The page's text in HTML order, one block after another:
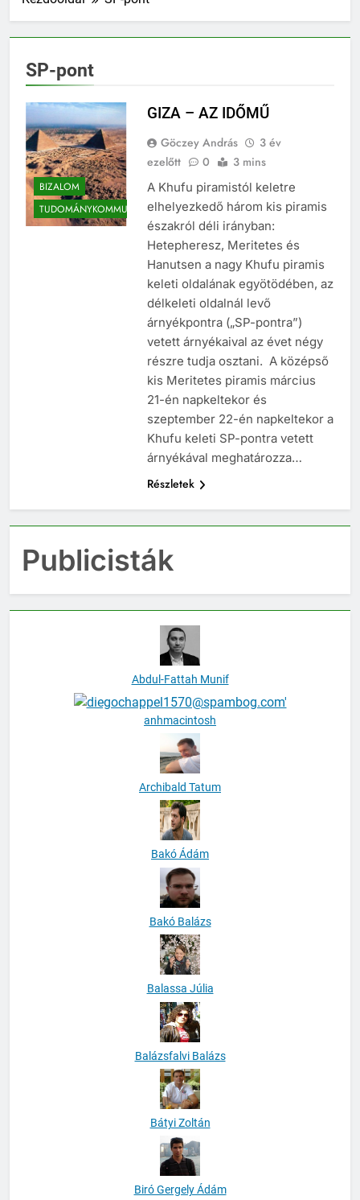
SP-pont
BIZALOM
TUDOMÁNYKOMMUNIKÁCIÓ
GIZA – AZ IDŐMŰ
Göczey András
3 év
ezelőtt
0 3 mins
A Khufu piramistól keletre
elhelyezkedő három kis piramis
északról déli irányban:
Hetepheresz, Meritetes és
Hanutsen a nagy Khufu piramis
keleti oldalának egyötödében, az
délkeleti oldalnál levő
árnyékpontra („SP-pontra”)
vetett árnyékaival az évet négy
részre tudja osztani. A középső
kis Meritetes piramis március
21-én napkeltekor és
szeptember 22-én napkeltekor a
Khufu keleti SP-pontra vetett
árnyékával meghatározza…
Részletek
Publicisták
Abdul-Fattah Munif
anhmacintosh
Archibald Tatum
Bakó Ádám
Bakó Balázs
Balassa Júlia
Balázsfalvi Balázs
Bátyi Zoltán
Biró Gergely Ádám